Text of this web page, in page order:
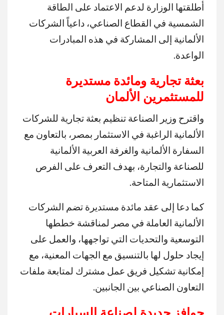
أطلقتها الوزارة لدعم الاعتماد على الطاقة
الشمسية في القطاع الصناعي، داعياً الشركات
الألمانية إلى المشاركة في هذه المبادرات
الواعدة.
بعثة تجارية ومائدة مستديرة
للمستثمرين الألمان
واقترح وزير الصناعة تنظيم بعثة تجارية للشركات
الألمانية الراغبة في الاستثمار بمصر، بالتعاون مع
السفارة الألمانية والغرفة العربية الألمانية
للصناعة والتجارة، بهدف التعرف على الفرص
الاستثمارية المتاحة.
كما دعا إلى عقد مائدة مستديرة تضم الشركات
الألمانية العاملة في مصر لمناقشة خططها
التوسعية والتحديات التي تواجهها، والعمل على
إيجاد حلول لها بالتنسيق مع الجهات المعنية، مع
إمكانية تشكيل فريق عمل مشترك لمتابعة ملفات
التعاون الصناعي بين الجانبين.